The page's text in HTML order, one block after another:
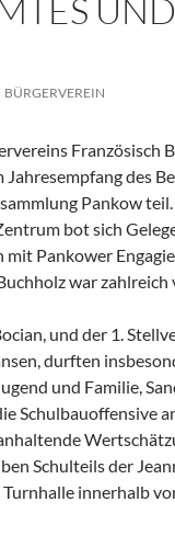
BÜRGERVEREIN
Französisch
Jahresempfang des
Pankow
bot sich
Pankower
war
und der 1.
durften
und Familie,
Schulbauoffensive
Schulteils der
innerhalb